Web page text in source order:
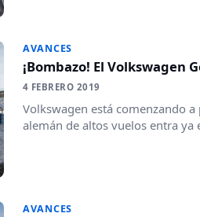
AVANCES
¡Bombazo! El Volkswagen
4 FEBRERO 2019
Volkswagen está comenzando
alemán de altos vuelos entra ya
AVANCES